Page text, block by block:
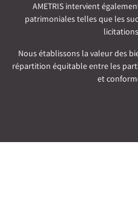
AMETRIS intervient
patrimoniales telles que les
Nous établissons la valeur des
répartition équitable entre les
et